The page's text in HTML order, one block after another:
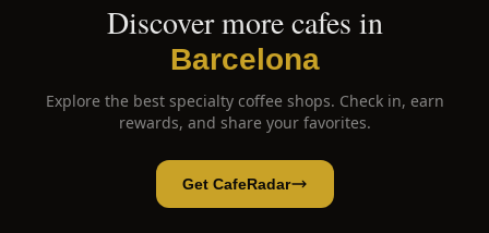
Discover more cafes in
Barcelona
Explore the best specialty coffee shops. Check in, earn
rewards, and share your favorites.
Get CafeRadar